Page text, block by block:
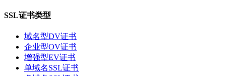
SSL证书类型
域名型DV证书
企业型OV证书
增强型EV证书
单域名SSL证书